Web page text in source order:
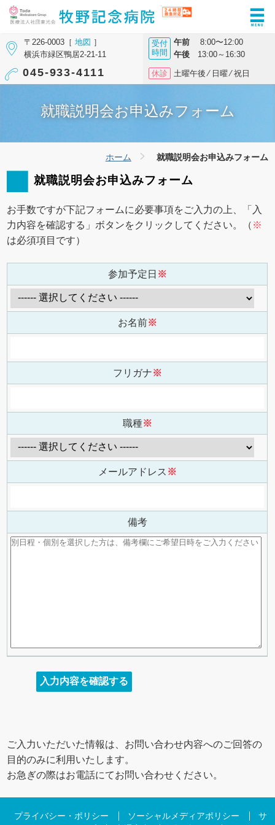
〒226-0003［地図 ］
横浜市緑区鴨居2-21-11
045-933-4111
受付
時間
午前8:00〜12:00
午後13:00～16:30
休診 土曜午後 ⁄ 日曜 ⁄ 祝日
就職説明会お申込みフォーム
ホーム 就職説明会お申込みフォーム
就職説明会お申込みフォーム
お手数ですが下記フォームに必要事項をご入力の上、「入
力内容を確認する」ボタンをクリックしてください。（ ※
は必須項目です）
参加予定日 ※
お名前※
フリガナ※
職種※
メールアドレス ※
備考
ご入力いただいた情報は、お問い合わせ内容へのご回答の
目的のみに利用いたします。
お急ぎの際はお電話にてお問い合わせください。
プライバシー・ポリシー ソーシャルメディアポリシー
サ